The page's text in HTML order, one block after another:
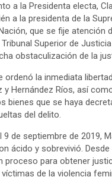
a la Presidenta electa,
a la presidenta de la
que se fije atención
Superior de
obstaculización de la
ordenó la inmediata
y Hernández Ríos, así
bienes que se haya
del delito.
9 de septiembre de 2019,
ácido y sobrevivió.
proceso para obtener
de la violencia